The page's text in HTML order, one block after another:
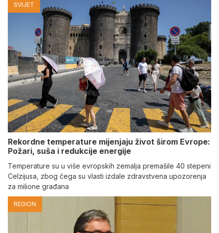
SVIJET
Rekordne temperature mijenjaju život širom Evrope:
Požari, suša i redukcije energije
Temperature su u više evropskih zemalja premašile 40 stepeni
Celzijusa, zbog čega su vlasti izdale zdravstvena upozorenja
za milione građana
REGION